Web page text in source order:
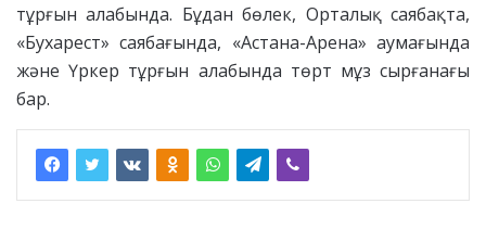
тұрғын алабында. Бұдан бөлек, Орталық саябақта,
«Бухарест» саябағында, «Астана-Арена» аумағында
және Үркер тұрғын алабында төрт мұз сырғанағы
бар.